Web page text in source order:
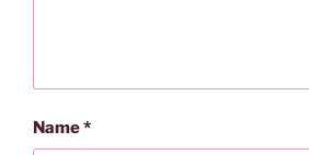
Name*